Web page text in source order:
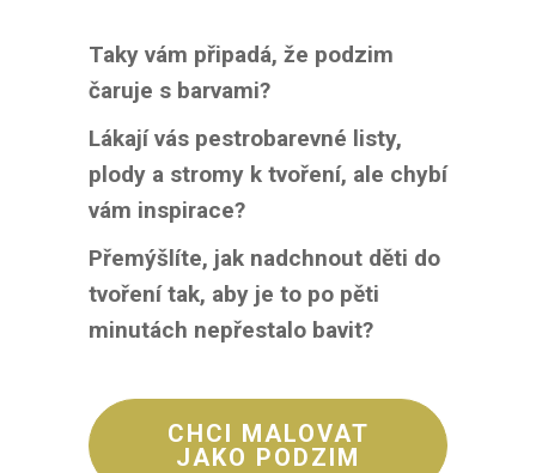
Taky vám připadá, že podzim
čaruje s barvami?
Lákají vás pestrobarevné listy,
plody a stromy k tvoření, ale chybí
vám inspirace?
Přemýšlíte, jak nadchnout děti do
tvoření tak, aby je to po pěti
minutách nepřestalo bavit?
CHCI MALOVAT
JAKO PODZIM